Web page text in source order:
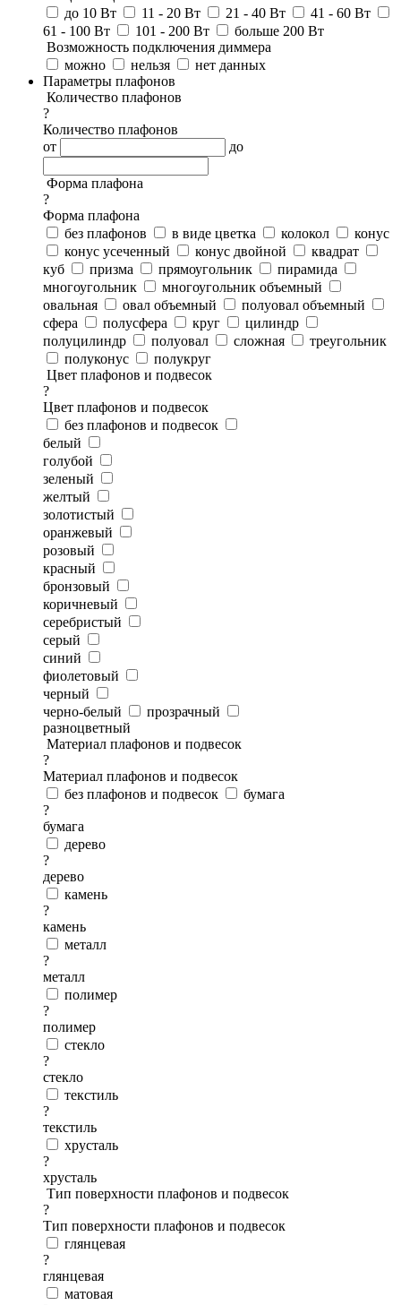
до 10 Вт
11 - 20 Вт 21 - 40 Вт
41 - 60 Вт
61 - 100 Вт
101 - 200 Вт
больше 200 Вт
Возможность подключения диммера
можно
нельзя
нет данных
Параметры плафонов
Количество плафонов
?
Количество плафонов
от
до
Форма плафона
?
Форма плафона
без плафонов
в виде цветка колокол
конус
конус усеченный
конус двойной
квадрат
куб
призма прямоугольник
пирамида
многоугольник
многоугольник объемный
овальная
овал объемный
полуовал объемный
сфера
полусфера круг
цилиндр
полуцилиндр
полуовал сложная
треугольник
полуконус
полукруг
Цвет плафонов и подвесок
?
Цвет плафонов и подвесок
без плафонов и подвесок
белый
голубой
зеленый
желтый
золотистый
оранжевый
розовый
красный
бронзовый
коричневый
серебристый
серый
синий
фиолетовый
черный
черно-белый
прозрачный
разноцветный
Материал плафонов и подвесок
?
Материал плафонов и подвесок
без плафонов и подвесок
бумага
?
бумага
дерево
?
дерево
камень
?
камень
металл
?
металл
полимер
?
полимер
стекло
?
стекло
текстиль
?
текстиль
хрусталь
?
хрусталь
Тип поверхности плафонов и подвесок
?
Тип поверхности плафонов и подвесок
глянцевая
?
глянцевая
матовая